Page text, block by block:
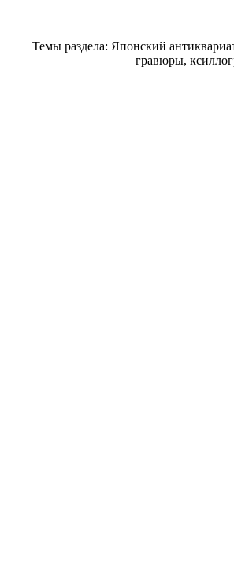
Темы раздела: Японский
гравюры,